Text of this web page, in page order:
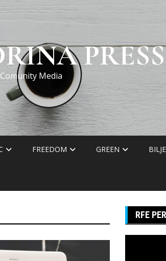
PRESS
Media
FREEDOM GREEN
RFE